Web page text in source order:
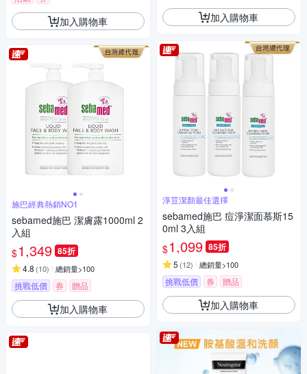
加入購物車
施巴經典熱銷NO1
sebamed施巴 潔膚露1000ml 2
入組
$1,349 85折
4.8 (10) 總銷量>100
挑戰低價 券 贈品
加入購物車
加入購物車
淨荳潔顏最佳選擇
sebamed施巴 痘淨潔面慕斯15
0ml 3入組
$1,099 85折
5 (12) 總銷量>100
挑戰低價 券 贈品
加入購物車